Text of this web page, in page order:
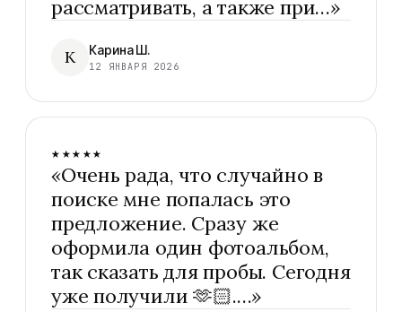
рассматривать, а также при…»
К Карина Ш.
12 ЯНВАРЯ 2026
★★★★★
«Очень рада, что случайно в
поиске мне попалась это
предложение. Сразу же
оформила один фотоальбом,
так сказать для пробы. Сегодня
уже получили 🫶🏻.…»